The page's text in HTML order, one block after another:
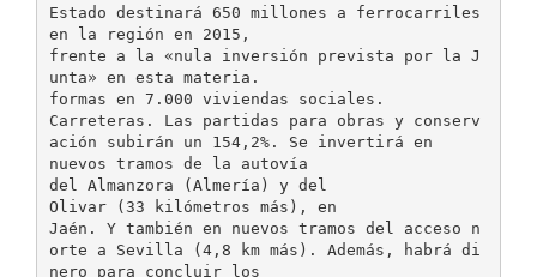
Estado destinará 650 millones a ferrocarriles
en la región en 2015,
frente a la «nula inversión prevista por la J
unta» en esta materia.
formas en 7.000 viviendas sociales.
Carreteras. Las partidas para obras y conserv
ación subirán un 154,2%. Se invertirá en
nuevos tramos de la autovía
del Almanzora (Almería) y del
Olivar (33 kilómetros más), en
Jaén. Y también en nuevos tramos del acceso n
orte a Sevilla (4,8 km más). Además, habrá di
nero para concluir los